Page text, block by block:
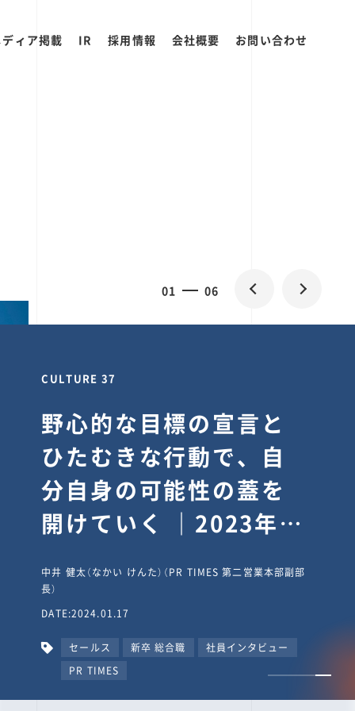
ィア掲載 IR 採用情報 会社概要 お問い合わせ
01 06
CULTURE 37
野心的な目標の宣言と
ひたむきな行動で、自
分自身の可能性の蓋を
開けていく ｜2023年度
タビュー #PR
TIMESな人たち
中井 健太（なかい けんた）（PR TIMES 第二営業本部副部
長）
DATE:2024.01.17
セールス 新卒 総合職
社員インタビュー
PR TIMES